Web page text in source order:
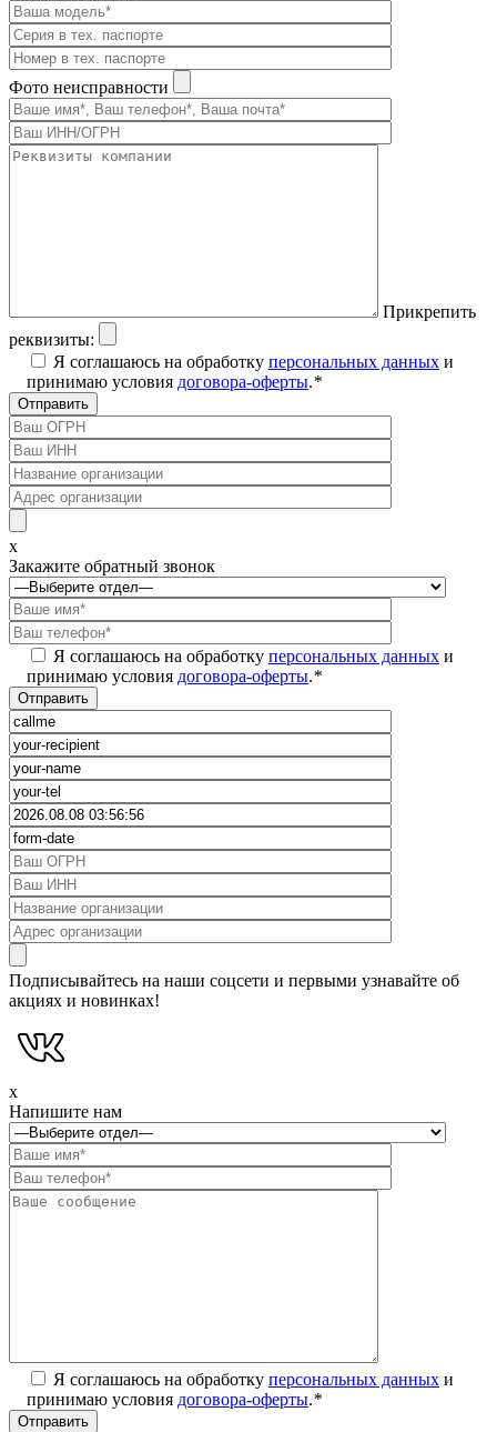
Фото неисправности
Прикрепить
реквизиты:
Я соглашаюсь на обработку персональных данных и
принимаю условия договора-оферты.*
x
Закажите обратный звонок
Я соглашаюсь на обработку персональных данных и
принимаю условия договора-оферты.*
Подписывайтесь на наши соцсети и первыми узнавайте об
акциях и новинках!
x
Напишите нам
Я соглашаюсь на обработку персональных данных и
принимаю условия договора-оферты.*